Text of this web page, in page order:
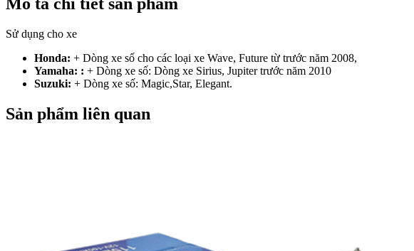
Sử dụng cho xe
Honda: + Dòng xe số cho các loại xe Wave, Future từ trước năm 2008,
Yamaha: : + Dòng xe số: Dòng xe Sirius, Jupiter trước năm 2010
Suzuki: + Dòng xe số: Magic,Star, Elegant.
Sản phẩm liên quan